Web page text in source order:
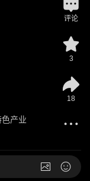
产业
评论
3
18